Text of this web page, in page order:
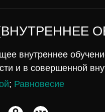
внутреннее
и в совершенной
; Равновесие